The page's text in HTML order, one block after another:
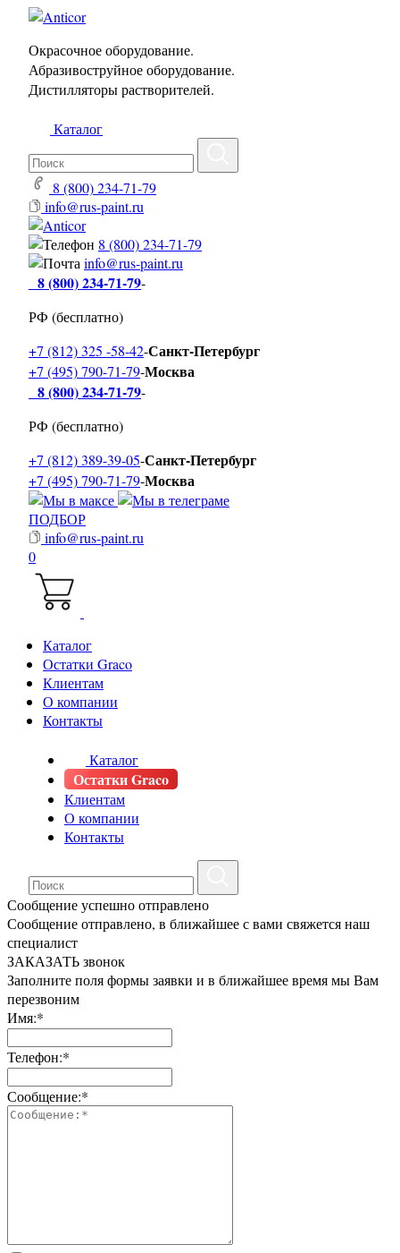
Окрасочное оборудование.
Абразивоструйное оборудование.
Дистилляторы растворителей.
Каталог
8 (800) 234-71-79
info@rus-paint.ru
8 (800) 234-71-79
info@rus-paint.ru
8 (800) 234-71-79-
РФ (бесплатно)
+7 (812) 325 -58-42-Санкт-Петербург
+7 (495) 790-71-79-Москва
8 (800) 234-71-79-
РФ (бесплатно)
+7 (812) 389-39-05-Санкт-Петербург
+7 (495) 790-71-79-Москва
ПОДБОР
info@rus-paint.ru
0
Каталог
Остатки Graco
Клиентам
О компании
Контакты
Каталог
Остатки Graco
Клиентам
О компании
Контакты
Сообщение успешно отправлено
Сообщение отправлено, в ближайшее с вами свяжется наш
специалист
ЗАКАЗАТЬ звонок
Заполните поля формы заявки и в ближайшее время мы Вам
перезвоним
Имя:*
Телефон:*
Сообщение:*